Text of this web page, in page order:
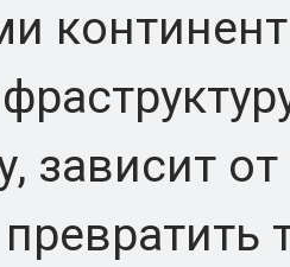
зависит